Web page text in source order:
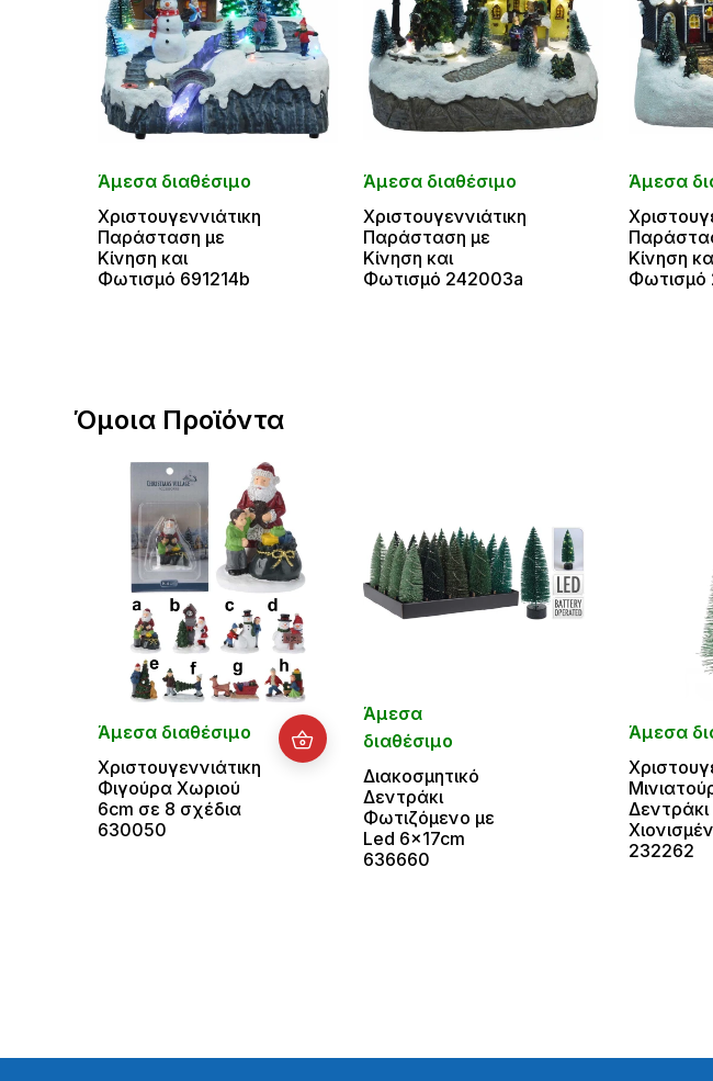
Άμεσα διαθέσιμο
Χριστουγεννιάτικη
Παράσταση με
Κίνηση και
Φωτισμό 691214b
Άμεσα διαθέσιμο
Χριστουγεννιάτικη
Παράσταση με
Κίνηση και
Φωτισμό 242003a
Άμεσα
Κίνηση
Φωτισμό
Όμοια Προϊόντα
Άμεσα διαθέσιμο
Χριστουγεννιάτικη
Φιγούρα Χωριού
6cm σε 8 σχέδια
630050
Άμεσα
διαθέσιμο
Διακοσμητικό
Δεντράκι
Φωτιζόμενο με
Led 6x17cm
636660
Άμεσα
232262